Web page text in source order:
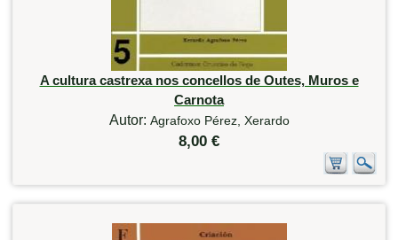
A cultura castrexa nos concellos de Outes, Muros e
Carnota
Autor: Agrafoxo Pérez, Xerardo
8,00 €